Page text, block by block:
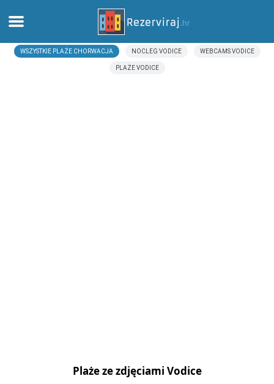
Dom
WSZYSTKIE PLAŻE CHORWACJA NOCLEG VODICE WEBCAMS VODICE
PLAŻE VODICE
Plaże ze zdjęciami Vodice